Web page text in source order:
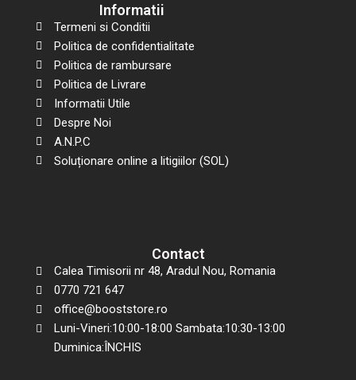
Informatii
Termeni si Conditii
Politica de confidentialitate
Politica de rambursare
Politica de Livrare
Informatii Utile
Despre Noi
A.N.P.C
Soluționare online a litigiilor (SOL)
Contact
Calea Timisorii nr 48, Aradul Nou, Romania
0770 721 647
office@booststore.ro
Luni-Vineri:10:00-18:00 Sambata:10:30-13:00
Duminica:ÎNCHIS